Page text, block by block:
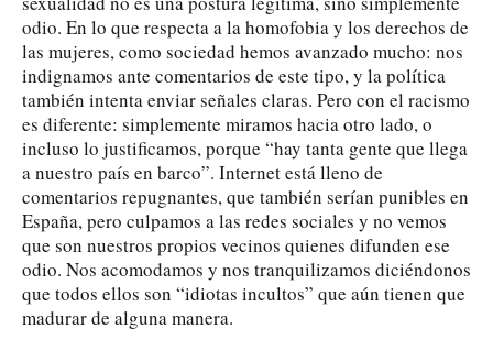
odio. En lo que respecta a la homofobia y los derechos de
las mujeres, como sociedad hemos avanzado mucho: nos
indignamos ante comentarios de este tipo, y la política
también intenta enviar señales claras. Pero con el racismo
es diferente: simplemente miramos hacia otro lado, o
incluso lo justificamos, porque “hay tanta gente que llega
a nuestro país en barco”. Internet está lleno de
comentarios repugnantes, que también serían punibles en
España, pero culpamos a las redes sociales y no vemos
que son nuestros propios vecinos quienes difunden ese
odio. Nos acomodamos y nos tranquilizamos diciéndonos
que todos ellos son “idiotas incultos” que aún tienen que
madurar de alguna manera.